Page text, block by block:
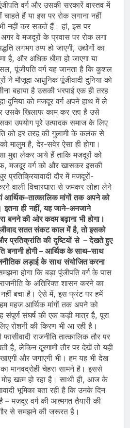
वर्ग और उसकी सरकारें वास्‍तव में
हैं या इस पर रोक लगाना नहीं
नहीं कर सकते हैं। हां, इस पर
वे मजदूरों के प्रवास पर रोक लगा
लगभग ठप्‍प हो जाएगी, उद्योगों का
है, और अधिक धीमा हो जाएगा या
पूंजीपति वर्ग यह जानता है कि कुशल
मौजूदा आधुनिक पूंजीवादी दुनिया को
बहाया है उसकी भरपाई एक ही तरह
दुनिया को मजदूर वर्ग अपने हाथ में ले
उसके खिलाफ काम कर रहा है उसे
उपयोग पूरे उत्‍पादक समाज के लिए
को हर तरह की गुलामी के कलंक से
मालुम है, देर-सवेर ऐसा ही होगा।
मुद्दा लेकर आये हैं ताकि मजदूरों को
मजदूर वर्ग को और खासकर इसकी
दौर में मजदूरों-
वाली विचारधारा से जमकर लोहा लेने
आर्थिक–तात्‍कालिकमांगों तक अपने को
इतना ही नहीं,यहजाने–अनजाने
बननेकी ओरकदमबढ़ाना भी होगा।
सततसंकटकालमें है,तोइसको
प्रतिक्रांति की दृष्टियों से–देखतेहुए
बनानीहोगी– आर्थिककेसाथ–साथ
लड़ाई के साथ संयोजितकरना
होगा कि बड़ा पूंजीपति वर्ग के पास
के अतिरिक्‍त शासन करने का
नहीं बचा है। ऐसे में, इस फ्रंट पर हमें
हम महज आर्थिक मांगों तक अपने को
संघर्ष की एक कड़ी मात्र है, पूरा
रोशनी की किरण भी आ रही है।
राजनीति तात्‍कालिक तौर पर
है, लेकिन दूरगामी तौर पर देखें तो यही
और जगाएगी भी। हम यह भी देख
मानवद्रोही चेहरा सामने है। इससे
मोह खत्‍म हो रहा है। साथी ही, आज के
भूमिका बता रही है कि उनके दिन
मजदूर वर्ग की आत्‍मगत तैयारी की
से समझने की जरूरत है।